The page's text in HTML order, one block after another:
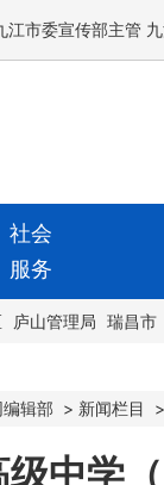
江市委宣传部主管
社会
服务
庐山管理局 瑞昌市
辑部 > 新闻栏目 >
中学